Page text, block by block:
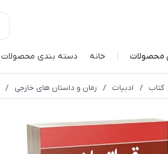
محصولات خانه دسته بندی محصولات
کتاب / ادبیات / رمان و داستان های خارجی /